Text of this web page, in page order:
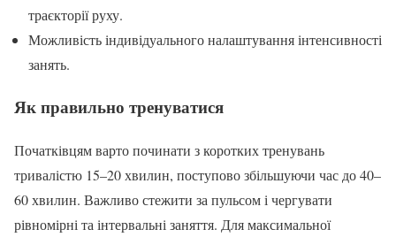
траєкторії руху.
Можливість індивідуального налаштування інтенсивності
занять.
Як правильно тренуватися
Початківцям варто починати з коротких тренувань
тривалістю 15–20 хвилин, поступово збільшуючи час до 40–
60 хвилин. Важливо стежити за пульсом і чергувати
рівномірні та інтервальні заняття. Для максимальної